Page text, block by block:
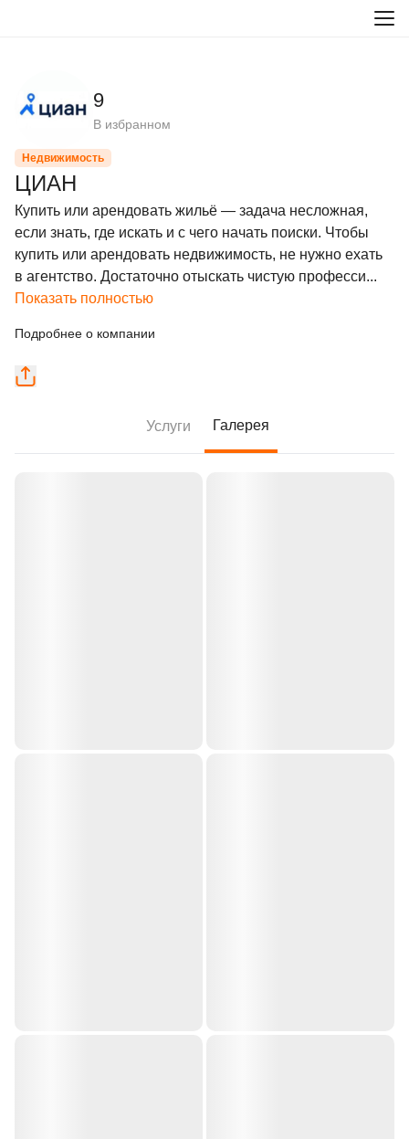
9
В избранном
Недвижимость
ЦИАН
Купить или арендовать жильё — задача несложная,
если знать, где искать и с чего начать поиски. Чтобы
купить или арендовать недвижимость, не нужно ехать
в агентство. Достаточно отыскать чистую професси...
Показать полностью
Подробнее о компании
Услуги Галерея